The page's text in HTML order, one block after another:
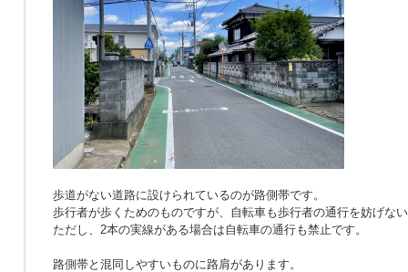
歩道がない道路に設けられているのが路側帯です。
歩行者が歩くためのものですが、自転車も歩行者の通行を妨げな
ただし、2本の実線がある場合は自転車の通行も禁止です。
路側帯と混同しやすいものに路肩があります。